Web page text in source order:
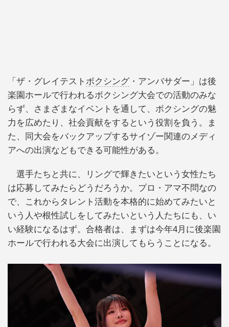
「ザ・グレイテスト ボクシング ・アンバサダー」は後
楽園ホールで行われるボクシング大会での活動のみな
らず、さまざまなイベントを通して、ボクシングの魅
力を広めたり、社会貢献をするという役割を負う。ま
た、同大会をバックアップするサイゾー関連のメディ
アへの出演などもできる可能性がある。
選手たちと共に、リングで輝きたいという女性たち
は応募してみたらどうだろうか。プロ・アマ不問なの
で、これからタレント活動を本格的に始めてみたいと
いう人や根性試しをしてみたいという人たちにも、い
い経験になるはず。合格者は、まずは今年4月に後楽園
ホールで行われる大会に出演してもらうことになる。